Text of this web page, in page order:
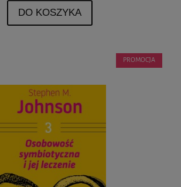
DO KOSZYKA
PROMOCJA